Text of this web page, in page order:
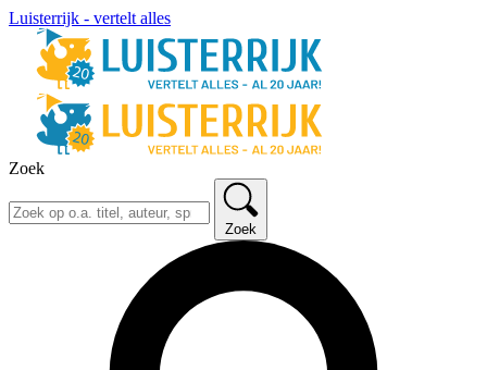
Luisterrijk - vertelt alles
Zoek
Zoek